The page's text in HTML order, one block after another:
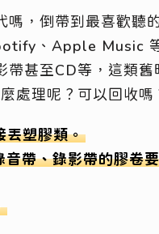
嗎，倒帶到最喜歡聽
、Apple Music
帶甚至CD等，這類
處理呢？可以回收嗎
丟塑膠類。
帶、錄影帶的膠卷